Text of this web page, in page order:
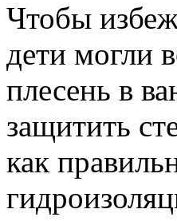
Чтобы
дети могли
плесень в
защитить
как